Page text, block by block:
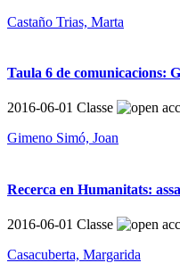
Castaño Trias, Marta
Taula 6 de comunicacions:
2016-06-01 Classe
Gimeno Simó, Joan
Recerca en Humanitats:
2016-06-01 Classe
Casacuberta, Margarida